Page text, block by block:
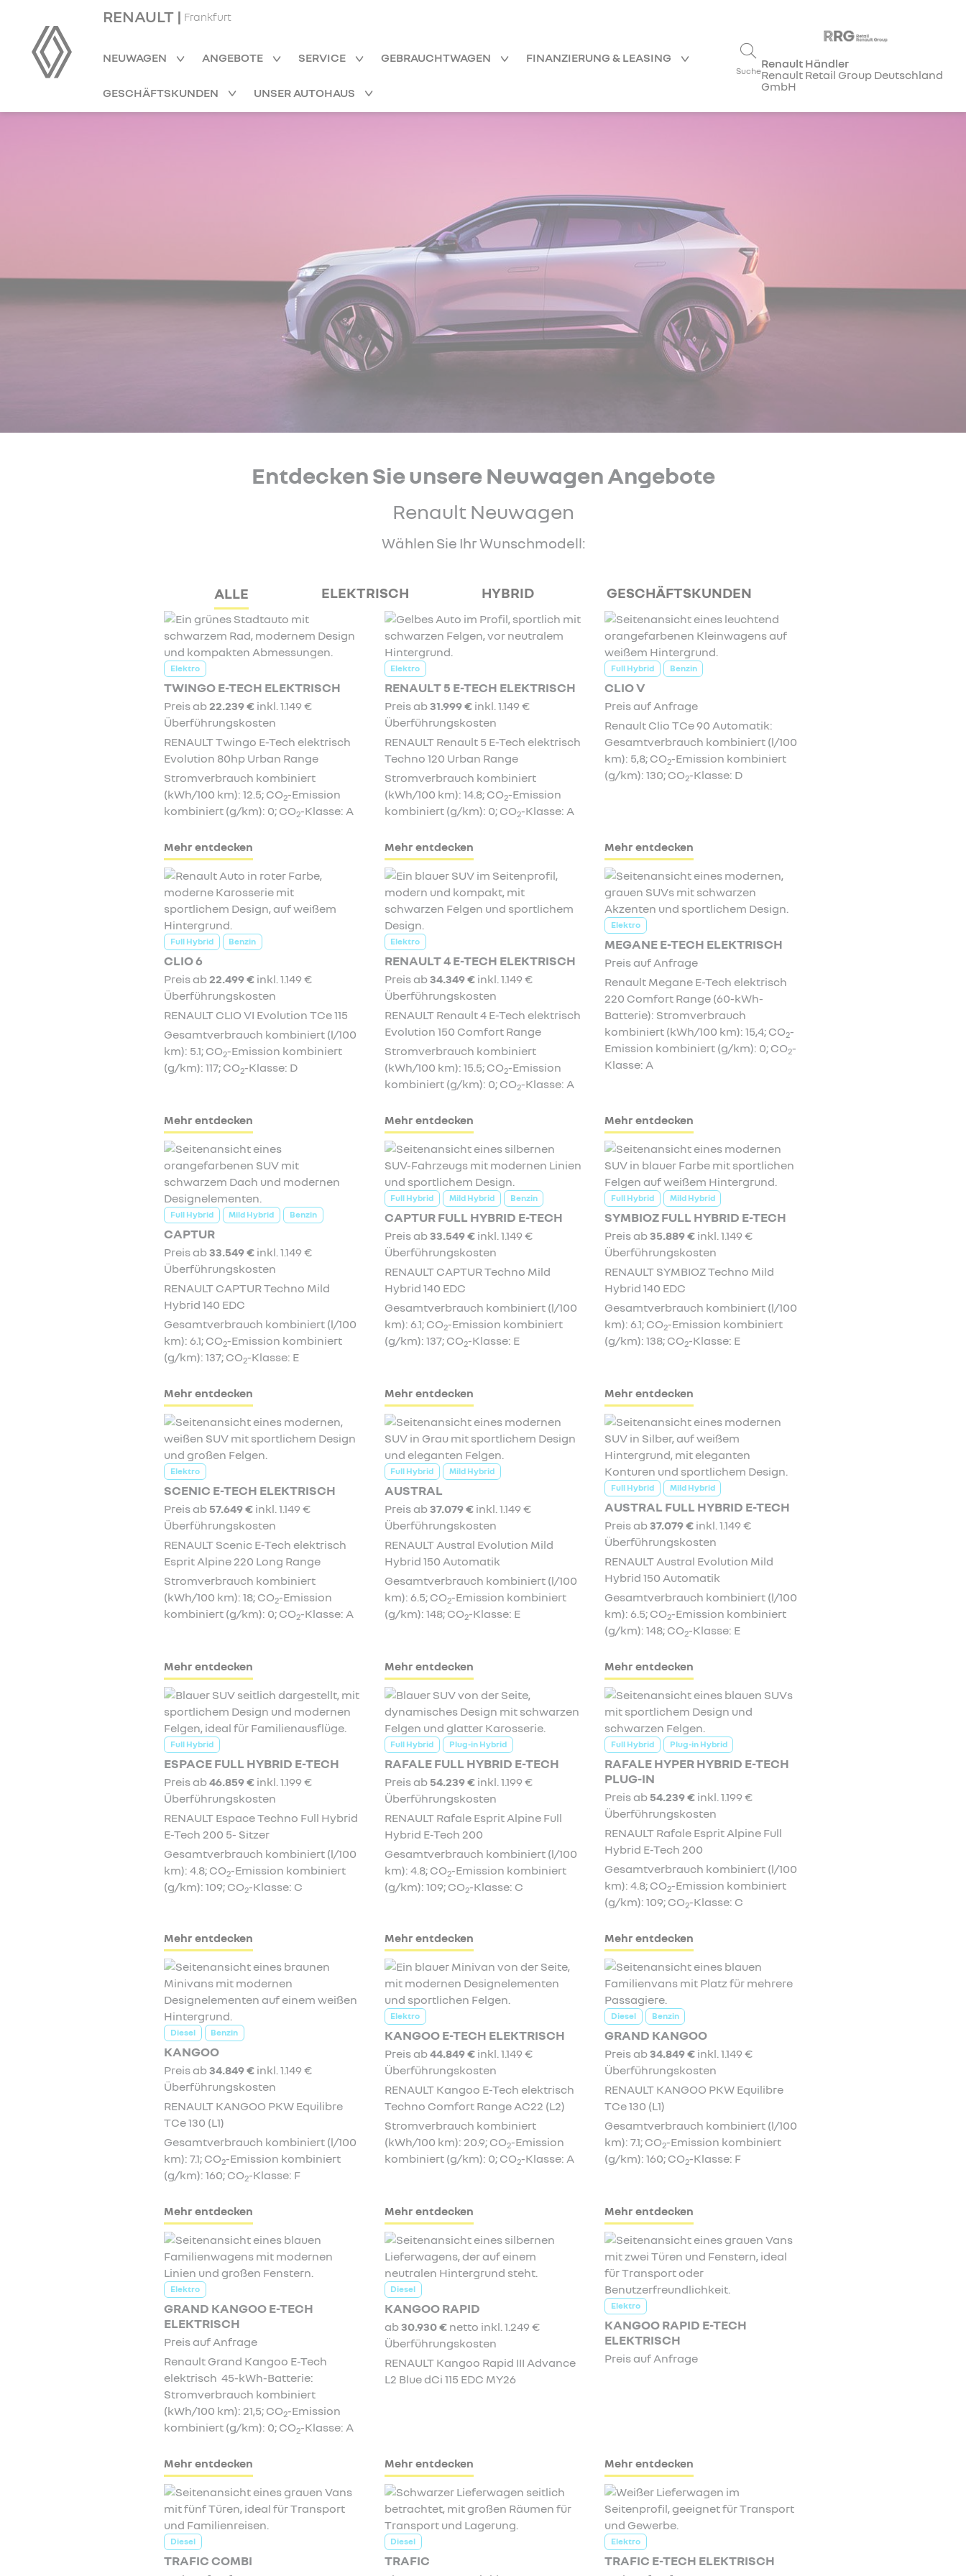
RENAULT | Frankfurt
NEUWAGEN ANGEBOTE SERVICE GEBRAUCHTWAGEN FINANZIERUNG & LEASING
GESCHÄFTSKUNDEN UNSER AUTOHAUS
SucheRenault Händler
Renault Retail Group Deutschland
GmbH
Entdecken Sie unsere Neuwagen Angebote
Renault Neuwagen
Wählen Sie Ihr Wunschmodell:
ALLE ELEKTRISCH HYBRID GESCHÄFTSKUNDEN
Elektro
TWINGO E-TECH ELEKTRISCH
Preis ab22.239 € inkl. 1.149 €
Überführungskosten
RENAULT Twingo E-Tech elektrisch
Evolution 80hp Urban Range
Stromverbrauch kombiniert
(kWh/100 km): 12.5; CO2-Emission
kombiniert (g/km): 0; CO2-Klasse: A
Mehr entdecken
Elektro
RENAULT 5 E-TECH ELEKTRISCH
Preis ab31.999 €inkl. 1.149 €
Überführungskosten
RENAULT Renault 5 E-Tech elektrisch
Techno 120 Urban Range
Stromverbrauch kombiniert
(kWh/100 km): 14.8; CO2-Emission
kombiniert (g/km): 0; CO2-Klasse: A
Mehr entdecken
Full Hybrid Benzin
CLIO V
Preis auf Anfrage
Renault Clio TCe 90 Automatik:
Gesamtverbrauch kombiniert (l/100
km): 5,8; CO2-Emission kombiniert
(g/km): 130; CO2-Klasse: D
Mehr entdecken
Full Hybrid Benzin
CLIO 6
Preis ab22.499 € inkl. 1.149 €
Überführungskosten
RENAULT CLIO VI Evolution TCe 115
Gesamtverbrauch kombiniert (l/100
km): 5.1; CO2-Emission kombiniert
(g/km): 117; CO2-Klasse: D
Mehr entdecken
Elektro
RENAULT 4 E-TECH ELEKTRISCH
Preis ab34.349 €inkl. 1.149 €
Überführungskosten
RENAULT Renault 4 E-Tech elektrisch
Evolution 150 Comfort Range
Stromverbrauch kombiniert
(kWh/100 km): 15.5; CO2-Emission
kombiniert (g/km): 0; CO2-Klasse: A
Mehr entdecken
Elektro
MEGANE E-TECH ELEKTRISCH
Preis auf Anfrage
Renault Megane E-Tech elektrisch
220 Comfort Range (60-kWh-
Batterie): Stromverbrauch
kombiniert (kWh/100 km): 15,4; CO2-
Emission kombiniert (g/km): 0; CO2-
Klasse: A
Mehr entdecken
Full Hybrid Mild Hybrid Benzin
CAPTUR
Preis ab33.549 € inkl. 1.149 €
Überführungskosten
RENAULT CAPTUR Techno Mild
Hybrid 140 EDC
Gesamtverbrauch kombiniert (l/100
km): 6.1; CO2-Emission kombiniert
(g/km): 137; CO2-Klasse: E
Mehr entdecken
Full Hybrid Mild Hybrid Benzin
CAPTUR FULL HYBRID E-TECH
Preis ab33.549 €inkl. 1.149 €
Überführungskosten
RENAULT CAPTUR Techno Mild
Hybrid 140 EDC
Gesamtverbrauch kombiniert (l/100
km): 6.1; CO2-Emission kombiniert
(g/km): 137; CO2-Klasse: E
Mehr entdecken
Full Hybrid Mild Hybrid
SYMBIOZ FULL HYBRID E-TECH
Preis ab35.889 € inkl. 1.149 €
Überführungskosten
RENAULT SYMBIOZ Techno Mild
Hybrid 140 EDC
Gesamtverbrauch kombiniert (l/100
km): 6.1; CO2-Emission kombiniert
(g/km): 138; CO2-Klasse: E
Mehr entdecken
Elektro
SCENIC E-TECH ELEKTRISCH
Preis ab 57.649 € inkl. 1.149 €
Überführungskosten
RENAULT Scenic E-Tech elektrisch
Esprit Alpine 220 Long Range
Stromverbrauch kombiniert
(kWh/100 km): 18; CO2-Emission
kombiniert (g/km): 0; CO2-Klasse: A
Mehr entdecken
Full Hybrid Mild Hybrid
AUSTRAL
Preis ab37.079 €inkl. 1.149 €
Überführungskosten
RENAULT Austral Evolution Mild
Hybrid 150 Automatik
Gesamtverbrauch kombiniert (l/100
km): 6.5; CO2-Emission kombiniert
(g/km): 148; CO2-Klasse: E
Mehr entdecken
Full Hybrid Mild Hybrid
AUSTRAL FULL HYBRID E-TECH
Preis ab37.079 € inkl. 1.149 €
Überführungskosten
RENAULT Austral Evolution Mild
Hybrid 150 Automatik
Gesamtverbrauch kombiniert (l/100
km): 6.5; CO2-Emission kombiniert
(g/km): 148; CO2-Klasse: E
Mehr entdecken
Full Hybrid
ESPACE FULL HYBRID E-TECH
Preis ab46.859 € inkl. 1.199 €
Überführungskosten
RENAULT Espace Techno Full Hybrid
E-Tech 200 5- Sitzer
Gesamtverbrauch kombiniert (l/100
km): 4.8; CO2-Emission kombiniert
(g/km): 109; CO2-Klasse: C
Mehr entdecken
Full Hybrid Plug-in Hybrid
RAFALE FULL HYBRID E-TECH
Preis ab 54.239 €inkl. 1.199 €
Überführungskosten
RENAULT Rafale Esprit Alpine Full
Hybrid E-Tech 200
Gesamtverbrauch kombiniert (l/100
km): 4.8; CO2-Emission kombiniert
(g/km): 109; CO2-Klasse: C
Mehr entdecken
Full Hybrid Plug-in Hybrid
RAFALE HYPER HYBRID E-TECH
PLUG-IN
Preis ab 54.239 € inkl. 1.199 €
Überführungskosten
RENAULT Rafale Esprit Alpine Full
Hybrid E-Tech 200
Gesamtverbrauch kombiniert (l/100
km): 4.8; CO2-Emission kombiniert
(g/km): 109; CO2-Klasse: C
Mehr entdecken
Diesel Benzin
KANGOO
Preis ab34.849 € inkl. 1.149 €
Überführungskosten
RENAULT KANGOO PKW Equilibre
TCe 130 (L1)
Gesamtverbrauch kombiniert (l/100
km): 7.1; CO2-Emission kombiniert
(g/km): 160; CO2-Klasse: F
Mehr entdecken
Elektro
KANGOO E-TECH ELEKTRISCH
Preis ab44.849 €inkl. 1.149 €
Überführungskosten
RENAULT Kangoo E-Tech elektrisch
Techno Comfort Range AC22 (L2)
Stromverbrauch kombiniert
(kWh/100 km): 20.9; CO2-Emission
kombiniert (g/km): 0; CO2-Klasse: A
Mehr entdecken
Diesel Benzin
GRAND KANGOO
Preis ab34.849 € inkl. 1.149 €
Überführungskosten
RENAULT KANGOO PKW Equilibre
TCe 130 (L1)
Gesamtverbrauch kombiniert (l/100
km): 7.1; CO2-Emission kombiniert
(g/km): 160; CO2-Klasse: F
Mehr entdecken
Elektro
GRAND KANGOO E-TECH
ELEKTRISCH
Preis auf Anfrage
Renault Grand Kangoo E-Tech
elektrisch 45-kWh-Batterie:
Stromverbrauch kombiniert
(kWh/100 km): 21,5; CO2-Emission
kombiniert (g/km): 0; CO2-Klasse: A
Mehr entdecken
Diesel
KANGOO RAPID
ab30.930 €netto inkl. 1.249 €
Überführungskosten
RENAULT Kangoo Rapid III Advance
L2 Blue dCi 115 EDC MY26
Mehr entdecken
Elektro
KANGOO RAPID E-TECH
ELEKTRISCH
Preis auf Anfrage
Mehr entdecken
Diesel
TRAFIC COMBI
Diesel
TRAFIC
Elektro
TRAFIC E-TECH ELEKTRISCH